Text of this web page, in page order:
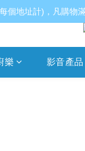
個地址計)，凡購物
樂 影音產品